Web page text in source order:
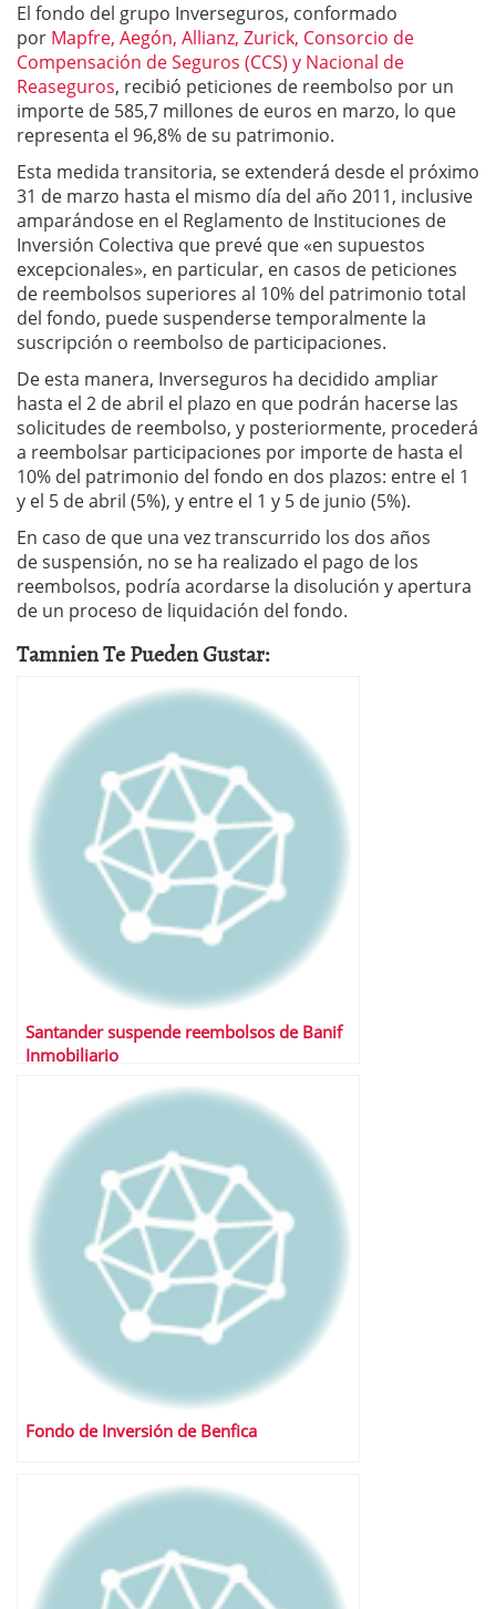
El fondo del grupo Inverseguros, conformado
por Mapfre, Aegón, Allianz, Zurick, Consorcio de
Compensación de Seguros (CCS) y Nacional de
Reaseguros, recibió peticiones de reembolso por un
importe de 585,7 millones de euros en marzo, lo que
representa el 96,8% de su patrimonio.
Esta medida transitoria, se extenderá desde el próximo
31 de marzo hasta el mismo día del año 2011, inclusive
amparándose en el Reglamento de Instituciones de
Inversión Colectiva que prevé que «en supuestos
excepcionales», en particular, en casos de peticiones
de reembolsos superiores al 10% del patrimonio total
del fondo, puede suspenderse temporalmente la
suscripción o reembolso de participaciones.
De esta manera, Inverseguros ha decidido ampliar
hasta el 2 de abril el plazo en que podrán hacerse las
solicitudes de reembolso, y posteriormente, procederá
a reembolsar participaciones por importe de hasta el
10% del patrimonio del fondo en dos plazos: entre el 1
y el 5 de abril (5%), y entre el 1 y 5 de junio (5%).
En caso de que una vez transcurrido los dos años
de suspensión, no se ha realizado el pago de los
reembolsos, podría acordarse la disolución y apertura
de un proceso de liquidación del fondo.
Tamnien Te Pueden Gustar:
Santander suspende reembolsos de Banif
Inmobiliario
Fondo de Inversión de Benfica